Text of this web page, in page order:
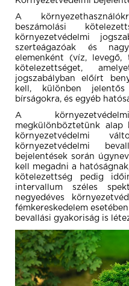
A
beszámolási
környezetvédelmi
szerteágazóak és
elemenként (víz,
kötelezettséget,
jogszabályban előírt
kell, különben jelentős
bírságokra, és egyéb
A
megkülönböztetünk alap
környezetvédelmi
környezetvédelmi
bejelentések során
kell megadni a
kötelezettség pedig
intervallum széles
negyedéves
fémkereskedelem
bevallási gyakoriság is